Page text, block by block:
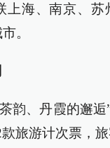
上海、南京、苏
。
韵、丹霞的邂逅
旅游计次票，旅